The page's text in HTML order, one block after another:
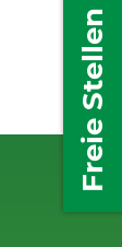
Freie Stellen